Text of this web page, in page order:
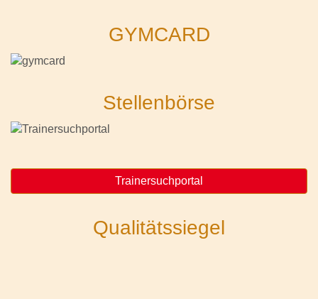
GYMCARD
Stellenbörse
Trainersuchportal
Qualitätssiegel